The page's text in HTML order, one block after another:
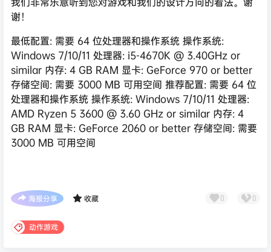
谢！
最低配置: 需要 64 位处理器和操作系统 操作系统:
Windows 7/10/11 处理器: i5-4670K @ 3.40GHz or
similar 内存: 4 GB RAM 显卡: GeForce 970 or better
存储空间: 需要 3000 MB 可用空间 推荐配置: 需要 64 位
处理器和操作系统 操作系统: Windows 7/10/11 处理器:
AMD Ryzen 5 3600 @ 3.60 GHz or similar 内存: 4
GB RAM 显卡: GeForce 2060 or better 存储空间: 需要
3000 MB 可用空间
海报分享 收藏 0 0
动作游戏